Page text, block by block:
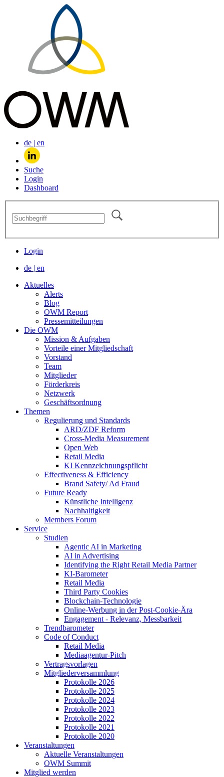
de | en
Suche
Login
Dashboard
Login
de | en
Aktuelles
Alerts
Blog
OWM Report
Pressemitteilungen
Die OWM
Mission & Aufgaben
Vorteile einer Mitgliedschaft
Vorstand
Team
Mitglieder
Förderkreis
Netzwerk
Geschäftsordnung
Themen
Regulierung und Standards
ARD/ZDF Reform
Cross-Media Measurement
Open Web
Retail Media
KI Kennzeichnungspflicht
Effectiveness & Efficiency
Brand Safety/ Ad Fraud
Future Ready
Künstliche Intelligenz
Nachhaltigkeit
Members Forum
Service
Studien
Agentic AI in Marketing
AI in Advertising
Identifying the Right Retail Media Partner
KI-Barometer
Retail Media
Third Party Cookies
Blockchain-Technologie
Online-Werbung in der Post-Cookie-Ära
Engagement - Relevanz, Messbarkeit
Trendbarometer
Code of Conduct
Retail Media
Mediaagentur-Pitch
Vertragsvorlagen
Mitgliederversammlung
Protokolle 2026
Protokolle 2025
Protokolle 2024
Protokolle 2023
Protokolle 2022
Protokolle 2021
Protokolle 2020
Veranstaltungen
Aktuelle Veranstaltungen
OWM Summit
Mitglied werden